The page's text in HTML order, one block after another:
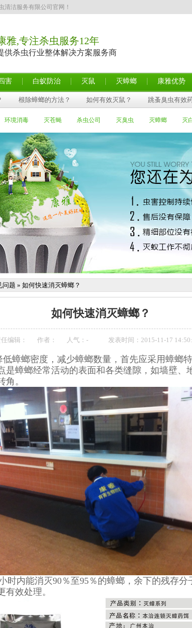
清洁服务有限公司官网！
雅,专注杀虫服务12年
供杀虫行业整体解决方案服务商
害 白蚁防治 灭鼠 灭蟑螂 康雅优势
根除蟑螂的方法？ 如何有效灭鼠？ 跳蚤臭虫有效
环境消毒 灭苍蝇 杀虫公司 灭臭虫 灭蟑螂 灭
问题 » 如何快速消灭蟑螂？
如何快速消灭蟑螂？
编辑： 作者： 人气： - 发表时间：2015-11-17
蟑螂密度，减少蟑螂数量，首先应采用蟑螂
是蟑螂经常活动的表面和各类缝隙，如墙壁、
角。
内能消灭90％至95％的蟑螂，余下的残存分
有效处理。